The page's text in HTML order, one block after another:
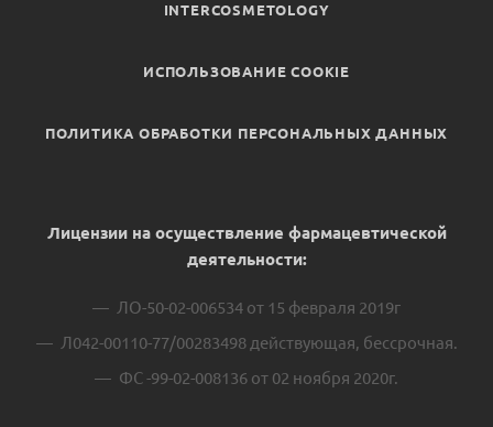
INTERCOSMETOLOGY
ИСПОЛЬЗОВАНИЕ COOKIE
ПОЛИТИКА ОБРАБОТКИ ПЕРСОНАЛЬНЫХ ДАННЫХ
Лицензии на осуществление фармацевтической
деятельности:
ЛО-50-02-006534 от 15 февраля 2019г
Л042-00110-77/00283498 действующая, бессрочная.
ФС -99-02-008136 от 02 ноября 2020г.